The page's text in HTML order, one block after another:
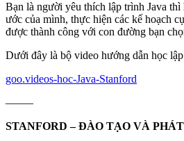
Bạn là người yêu thích lập trình Java
ước của mình, thực hiện các kế hoạch
được thành công với con đường bạn
Dưới đây là bộ video hướng dẫn học
goo.videos-hoc-Java-Stanford
——–
STANFORD – ĐÀO TẠO VÀ